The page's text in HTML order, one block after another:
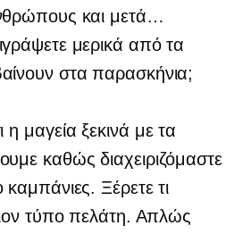
και μετά…
μερικά από τα
στα παρασκήνια;
η μαγεία ξεκινά με τα
καθώς διαχειριζόμαστε
Ξέρετε τι
τύπο πελάτη. Απλώς